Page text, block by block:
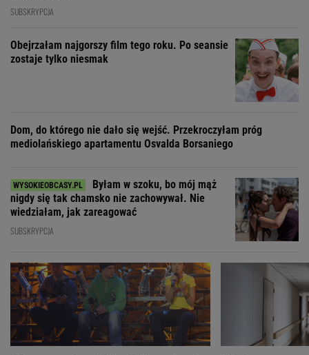
SUBSKRYPCJA
Obejrzałam najgorszy film tego roku. Po seansie
zostaje tylko niesmak
Dom, do którego nie dało się wejść. Przekroczyłam próg
mediolańskiego apartamentu Osvalda Borsaniego
Byłam w szoku, bo mój mąż
nigdy się tak chamsko nie zachowywał. Nie
wiedziałam, jak zareagować
SUBSKRYPCJA